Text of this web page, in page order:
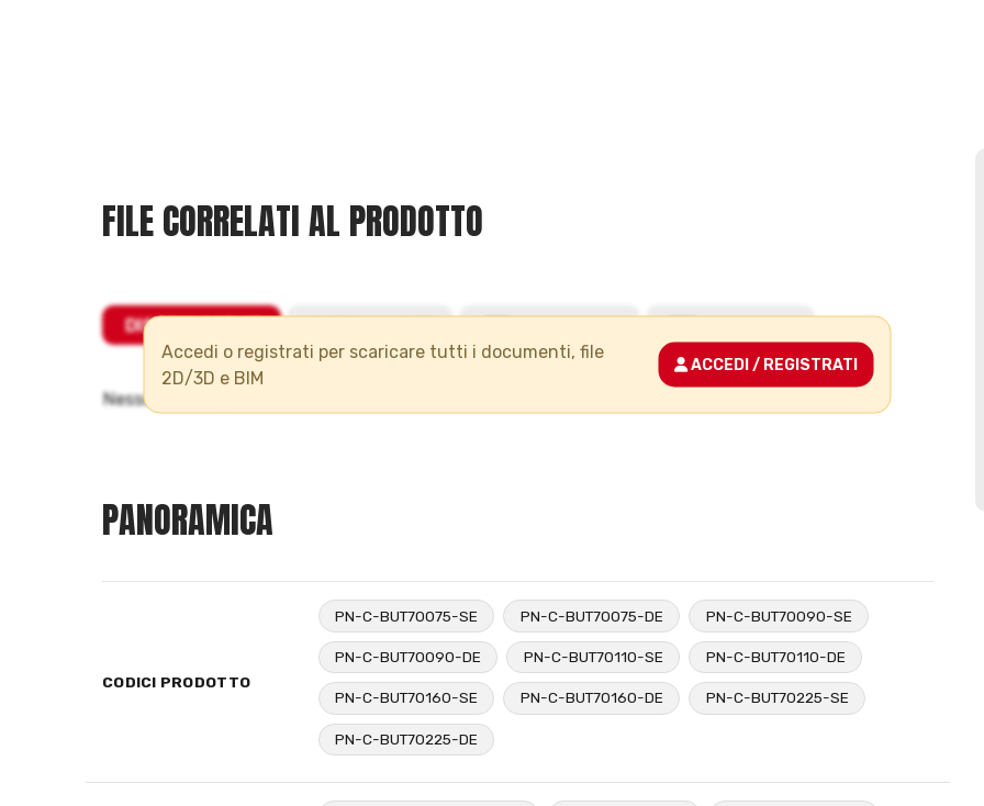
FILE CORRELATI AL PRODOTTO
Accedi o registrati per scaricare tutti i documenti, file
2D/3D e BIM
ACCEDI / REGISTRATI
PANORAMICA
CODICI PRODOTTO
PN-C-BUT70075-SE PN-C-BUT70075-DE PN-C-BUT70090-SE
PN-C-BUT70090-DE PN-C-BUT70110-SE PN-C-BUT70110-DE
PN-C-BUT70160-SE PN-C-BUT70160-DE PN-C-BUT70225-SE
PN-C-BUT70225-DE